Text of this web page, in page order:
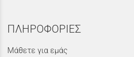
ΠΛΗΡΟΦΟΡΙΕΣ
Μάθετε για εμάς